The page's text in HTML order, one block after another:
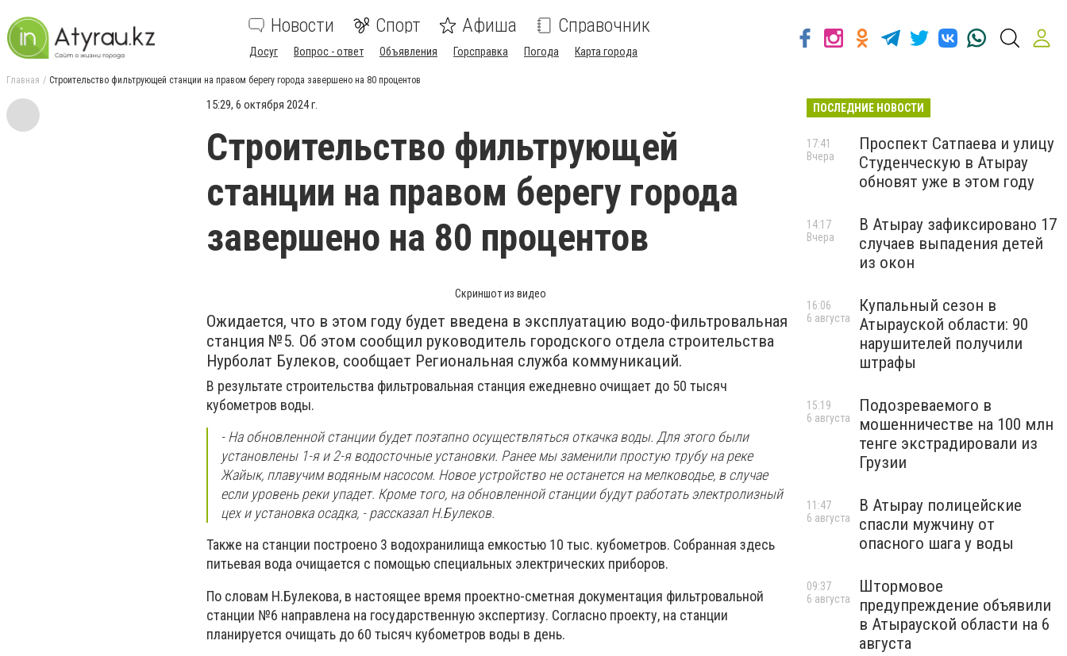
Новости Спорт Афиша Справочник
Досуг Вопрос - ответ Объявления Горсправка Погода Карта города
Главная Строительство фильтрующей станции на правом берегу города завершено на 80 процентов
15:29, 6 октября 2024 г.
Строительство фильтрующей
станции на правом берегу города
завершено на 80 процентов
Скриншот из видео
Ожидается, что в этом году будет введена в эксплуатацию водо-фильтровальная
станция №5. Об этом сообщил руководитель городского отдела строительства
Нурболат Булеков, сообщает Региональная служба коммуникаций.
В результате строительства фильтровальная станция ежедневно очищает до 50 тысяч
кубометров воды.
- На обновленной станции будет поэтапно осуществляться откачка воды. Для этого были
установлены 1-я и 2-я водосточные установки. Ранее мы заменили простую трубу на реке
Жайык, плавучим водяным насосом. Новое устройство не останется на мелководье, в случае
если уровень реки упадет. Кроме того, на обновленной станции будут работать электролизный
цех и установка осадка, - рассказал Н.Булеков.
Также на станции построено 3 водохранилища емкостью 10 тыс. кубометров. Собранная здесь
питьевая вода очищается с помощью специальных электрических приборов.
По словам Н.Булекова, в настоящее время проектно-сметная документация фильтровальной
станции №6 направлена на государственную экспертизу. Согласно проекту, на станции
планируется очищать до 60 тысяч кубометров воды в день.
ПОСЛЕДНИЕ НОВОСТИ
Проспект Сатпаева и улицу
Студенческую в Атырау
обновят уже в этом году
17:41
Вчера
В Атырау зафиксировано 17
случаев выпадения детей
из окон
14:17
Вчера
Купальный сезон в
Атырауской области: 90
нарушителей получили
штрафы
16:06
6 августа
Подозреваемого в
мошенничестве на 100 млн
тенге экстрадировали из
Грузии
15:19
6 августа
В Атырау полицейские
спасли мужчину от
опасного шага у воды
11:47
6 августа
Штормовое
предупреждение объявили
в Атырауской области на 6
августа
09:37
6 августа